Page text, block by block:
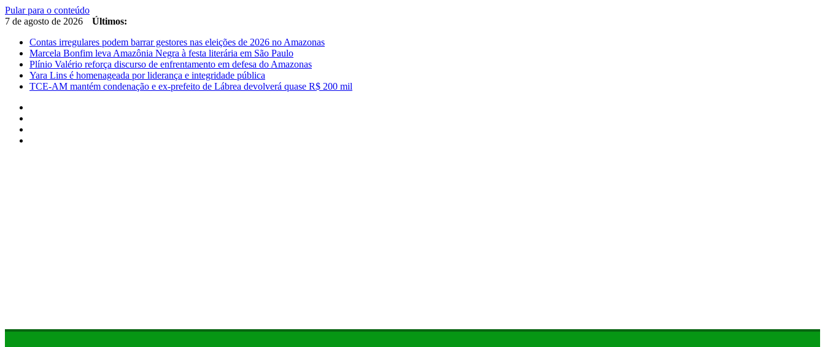
Pular para o conteúdo
7 de agosto de 2026
Últimos:
Contas irregulares podem barrar gestores nas eleições de 2026 no Amazonas
Marcela Bonfim leva Amazônia Negra à festa literária em São Paulo
Plínio Valério reforça discurso de enfrentamento em defesa do Amazonas
Yara Lins é homenageada por liderança e integridade pública
TCE-AM mantém condenação e ex-prefeito de Lábrea devolverá quase R$ 200 mil